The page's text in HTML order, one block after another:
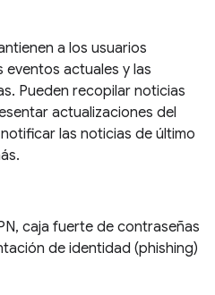
a los usuarios
actuales y las
Pueden recopilar noticias
actualizaciones del
las noticias de último
caja fuerte de contraseñas
de identidad (phishing)